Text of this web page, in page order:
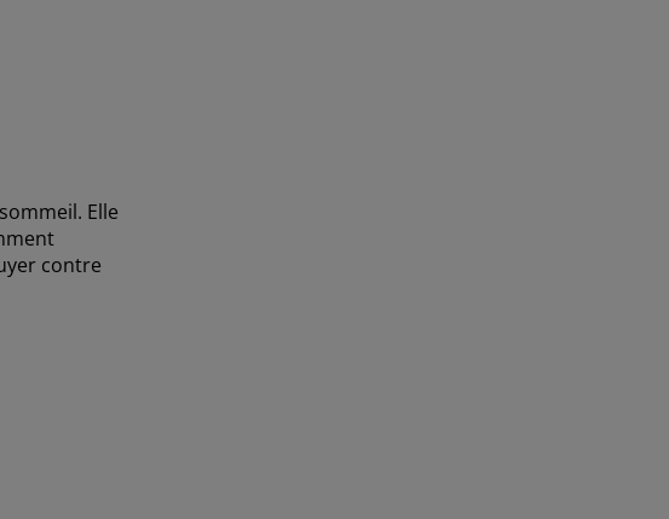
Elle
contre